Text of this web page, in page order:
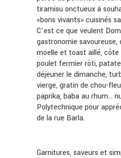
tiramisu onctueux à
«bons vivants» cuisinés
C’est ce que veulent
gastronomie savoureuse,
moelle et toast aillé,
poulet fermier rôti,
déjeuner le dimanche,
vierge, gratin de chou-
paprika, baba au rhum…
Polytechnique pour
de la rue Barla.
Garnitures, saveurs et